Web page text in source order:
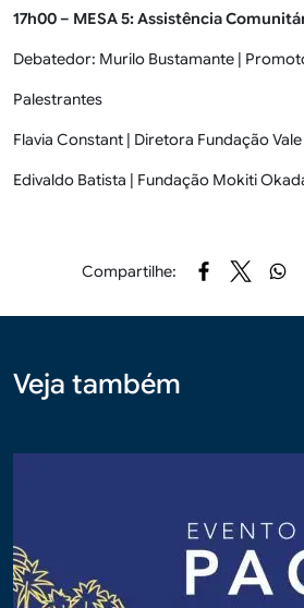
17h00 – MESA 5: Assistência
Debatedor: Murilo Bustamante |
Palestrantes
Flavia Constant | Diretora Fundação Vale
Edivaldo Batista | Fundação Mokiti
Compartilhe: Opens in a
Opens in
Veja também